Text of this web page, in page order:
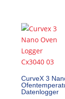
CurveX 3
Datenlogger